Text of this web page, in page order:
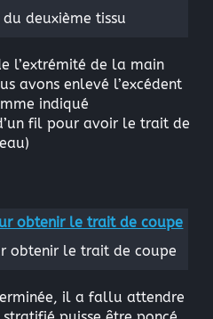
deuxième tissu
l’extrémité de la main
avons enlevé l’excédent
indiqué
fil pour avoir le trait de
obtenir le trait de coupe
il a fallu attendre
×